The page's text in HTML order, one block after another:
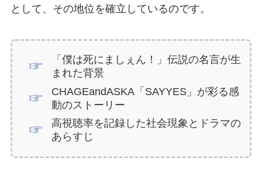
として、その地位を確立しているのです。
「僕は死にましぇん！」伝説の名言が生
まれた背景
CHAGEandASKA「SAYYES」が彩る感
動のストーリー
高視聴率を記録した社会現象とドラマの
あらすじ